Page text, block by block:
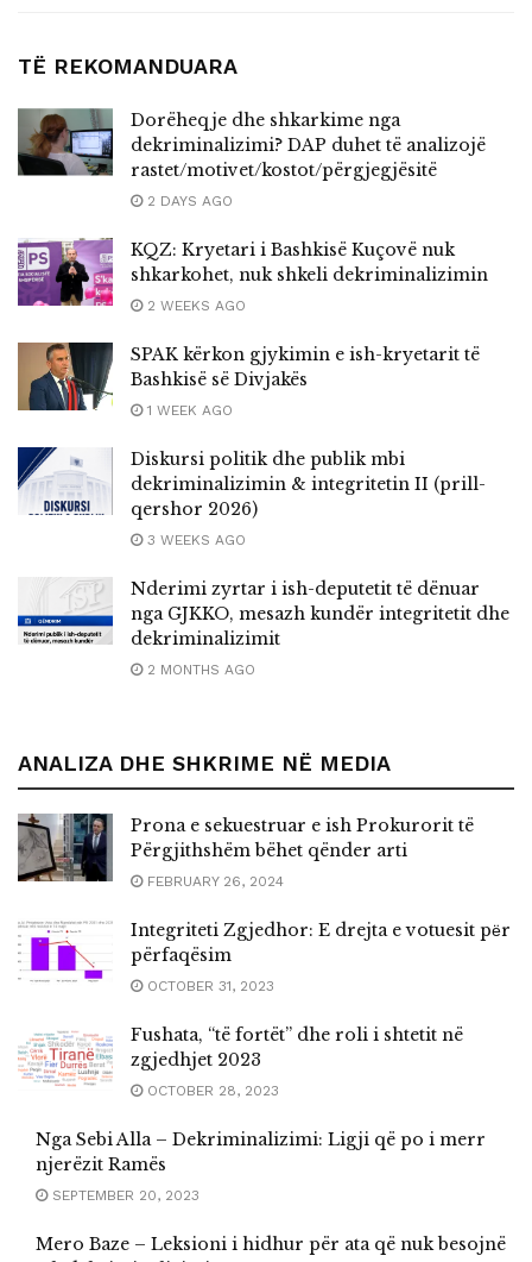
TË REKOMANDUARA
Dorëheqje dhe shkarkime nga
dekriminalizimi? DAP duhet të analizojë
rastet/motivet/kostot/përgjegjësitë
2 DAYS AGO
KQZ: Kryetari i Bashkisë Kuçovë nuk
shkarkohet, nuk shkeli dekriminalizimin
2 WEEKS AGO
SPAK kërkon gjykimin e ish-kryetarit të
Bashkisë së Divjakës
1 WEEK AGO
Diskursi politik dhe publik mbi
dekriminalizimin & integritetin II (prill-
qershor 2026)
3 WEEKS AGO
Nderimi zyrtar i ish-deputetit të dënuar
nga GJKKO, mesazh kundër integritetit dhe
dekriminalizimit
2 MONTHS AGO
ANALIZA DHE SHKRIME NË MEDIA
Prona e sekuestruar e ish Prokurorit të
Përgjithshëm bëhet qënder arti
FEBRUARY 26, 2024
Integriteti Zgjedhor: E drejta e votuesit pёr
përfaqësim
OCTOBER 31, 2023
Fushata, “të fortët” dhe roli i shtetit në
zgjedhjet 2023
OCTOBER 28, 2023
Nga Sebi Alla – Dekriminalizimi: Ligji që po i merr
njerëzit Ramës
SEPTEMBER 20, 2023
Mero Baze – Leksioni i hidhur për ata që nuk besojnë